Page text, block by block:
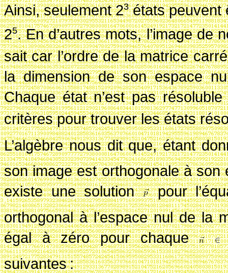
Ainsi, seulement23états peuvent
25. En d’autres mots, l’image de
sait car l’ordre de la matrice
la dimension de son espace
Chaque état n’est pas résoluble
critères pour trouver les états
L’algèbre nous dit que, étant
son image est orthogonale à
existe une solution pour
orthogonal à l’espace nul de la
égal à zéro pour chaque
suivantes: